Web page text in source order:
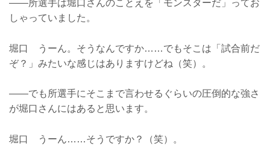
――所選手は堀口さんのことえを「モンスターだ」ってお
しゃっていました。
堀口 うーん。そうなんですか……でもそこは「試合前だ
ぞ？」みたいな感じはありますけどね（笑）。
――でも所選手にそこまで言わせるぐらいの圧倒的な強さ
が堀口さんにはあると思います。
堀口 うーん……そうですか？（笑）。